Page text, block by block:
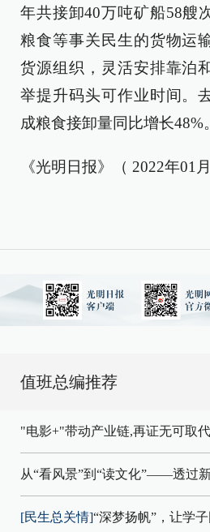
年共接卸40万吨矿船58艘
粮食等事关民生的货物运
货源组织，灵活安排靠泊
举提升码头可作业时间。
成粮食接卸量同比增长48%。
《光明日报》（ 2022年01
值班总编推荐
"电影+"带动产业链,再证无可取代
从“看风景”到“读文化”——透过
[民生总关情]“深梦扬帆”，让学